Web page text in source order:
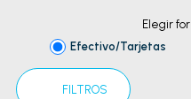
Elegir
Efectivo/Tarjetas
FILTROS